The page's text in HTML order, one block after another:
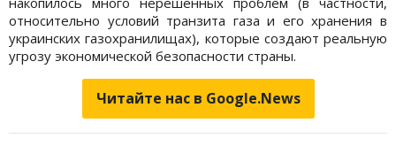
относительно условий транзита газа и его хранения в
украинских газохранилищах), которые создают реальную
угрозу экономической безопасности страны.
Читайте нас в Google.News